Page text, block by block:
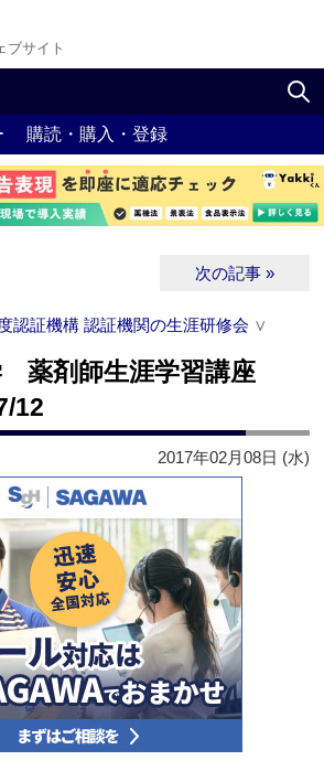
ブサイト
購読・購入・登録
次の記事 »
認証機構 認証機関の生涯研修会 ∨
薬剤師生涯学習講座
12
2017年02月08日 (水)